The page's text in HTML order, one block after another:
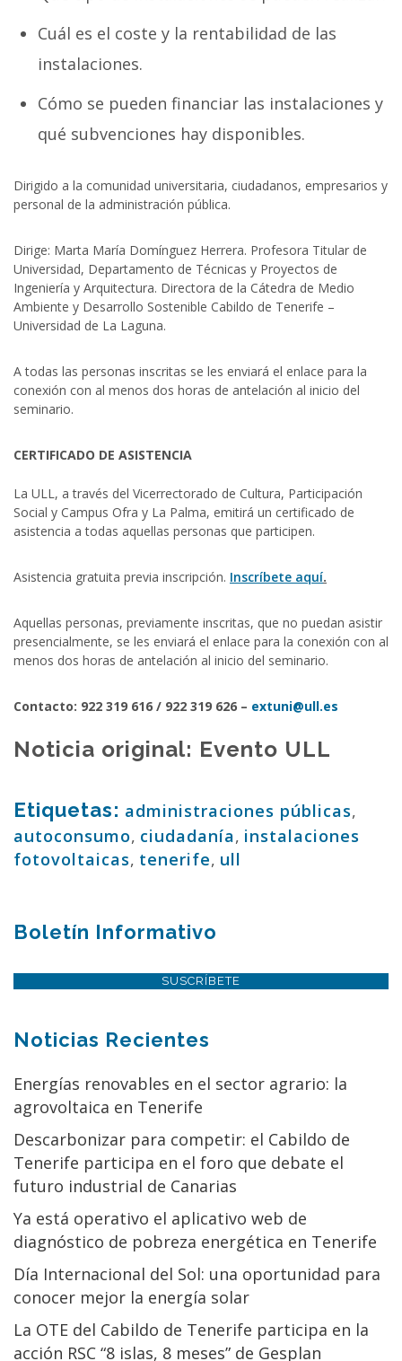
Cuál es el coste y la rentabilidad de las
instalaciones.
Cómo se pueden financiar las instalaciones y
qué subvenciones hay disponibles.
Dirigido a la comunidad universitaria, ciudadanos, empresarios y
personal de la administración pública.
Dirige: Marta María Domínguez Herrera. Profesora Titular de
Universidad, Departamento de Técnicas y Proyectos de
Ingeniería y Arquitectura. Directora de la Cátedra de Medio
Ambiente y Desarrollo Sostenible Cabildo de Tenerife –
Universidad de La Laguna.
A todas las personas inscritas se les enviará el enlace para la
conexión con al menos dos horas de antelación al inicio del
seminario.
CERTIFICADO DE ASISTENCIA
La ULL, a través del Vicerrectorado de Cultura, Participación
Social y Campus Ofra y La Palma, emitirá un certificado de
asistencia a todas aquellas personas que participen.
Asistencia gratuita previa inscripción. Inscríbete aquí.
Aquellas personas, previamente inscritas, que no puedan asistir
presencialmente, se les enviará el enlace para la conexión con al
menos dos horas de antelación al inicio del seminario.
Contacto: 922 319 616 / 922 319 626 – extuni@ull.es
Noticia original: Evento ULL
Etiquetas: administraciones públicas,
autoconsumo, ciudadanía, instalaciones
fotovoltaicas, tenerife, ull
Boletín Informativo
SUSCRÍBETE
Noticias Recientes
Energías renovables en el sector agrario: la
agrovoltaica en Tenerife
Descarbonizar para competir: el Cabildo de
Tenerife participa en el foro que debate el
futuro industrial de Canarias
Ya está operativo el aplicativo web de
diagnóstico de pobreza energética en Tenerife
Día Internacional del Sol: una oportunidad para
conocer mejor la energía solar
La OTE del Cabildo de Tenerife participa en la
acción RSC “8 islas, 8 meses” de Gesplan